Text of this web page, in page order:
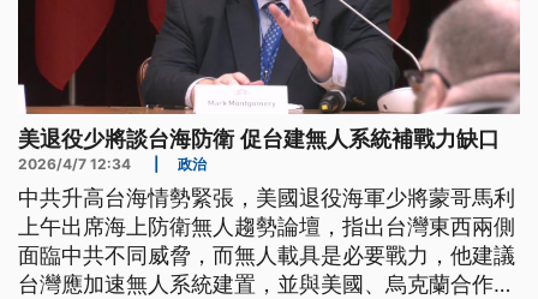
美退役少將談台海防衛 促台建無人系統補戰力缺口
2026/4/7 12:34 政治
中共升高台海情勢緊張，美國退役海軍少將蒙哥馬利
上午出席海上防衛無人趨勢論壇，指出台灣東西兩側
面臨中共不同威脅，而無人載具是必要戰力，他建議
台灣應加速無人系統建置，並與美國、烏克蘭合作，